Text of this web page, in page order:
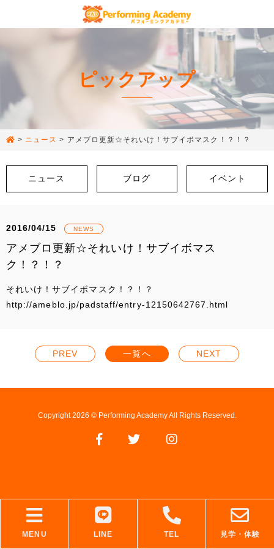
ピックアップ
> ニュース > アメブロ更新☆それいけ！サブイボマスク！？！？
ニュース ブログ イベント
2016/04/15 NEWS
アメブロ更新☆それいけ！サブイボマス
ク！？！？
それいけ！サブイボマスク！？！？
http://ameblo.jp/padstaff/entry-12150642767.html
PREV 一覧へ NEXT
Copyright 2026 © Performing Academy All Rights Reserved.
MENU LINE TEL 見学・体験